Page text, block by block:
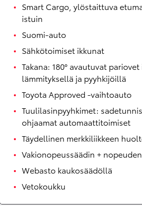
Smart Cargo, ylöstaittuva
istuin
Suomi-auto
Sähkötoimiset ikkunat
Takana: 180° avautuvat
lämmityksellä ja pyyhkijöillä
Toyota Approved -vaihtoauto
Tuulilasinpyyhkimet:
ohjaamat automaattitoimiset
Täydellinen merkkiliikkeen
Vakionopeussäädin +
Webasto kaukosäädöllä
Vetokoukku